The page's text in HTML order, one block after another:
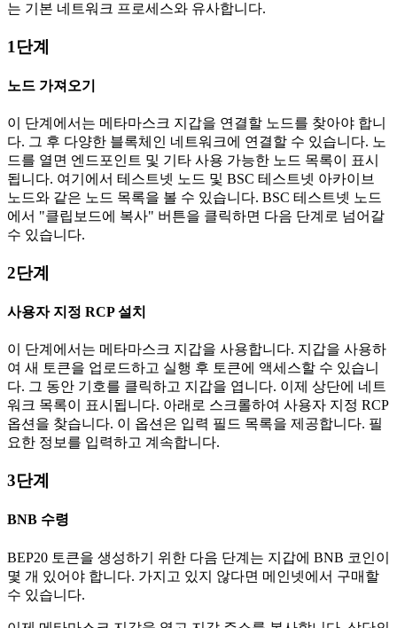
는 기본 네트워크 프로세스와 유사합니다.
1단계
노드 가져오기
이 단계에서는 메타마스크 지갑을 연결할 노드를 찾아야 합니
다. 그 후 다양한 블록체인 네트워크에 연결할 수 있습니다. 노
드를 열면 엔드포인트 및 기타 사용 가능한 노드 목록이 표시
됩니다. 여기에서 테스트넷 노드 및 BSC 테스트넷 아카이브
노드와 같은 노드 목록을 볼 수 있습니다. BSC 테스트넷 노드
에서 "클립보드에 복사" 버튼을 클릭하면 다음 단계로 넘어갈
수 있습니다.
2단계
사용자 지정 RCP 설치
이 단계에서는 메타마스크 지갑을 사용합니다. 지갑을 사용하
여 새 토큰을 업로드하고 실행 후 토큰에 액세스할 수 있습니
다. 그 동안 기호를 클릭하고 지갑을 엽니다. 이제 상단에 네트
워크 목록이 표시됩니다. 아래로 스크롤하여 사용자 지정 RCP
옵션을 찾습니다. 이 옵션은 입력 필드 목록을 제공합니다. 필
요한 정보를 입력하고 계속합니다.
3단계
BNB 수령
BEP20 토큰을 생성하기 위한 다음 단계는 지갑에 BNB 코인이
몇 개 있어야 합니다. 가지고 있지 않다면 메인넷에서 구매할
수 있습니다.